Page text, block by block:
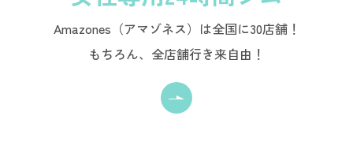
Amazones（アマゾネス）は全国に30店舗！
もちろん、全店舗行き来自由！